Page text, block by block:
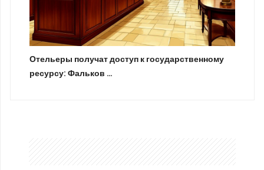
Отельеры получат доступ к государственному
ресурсу: Фальков …